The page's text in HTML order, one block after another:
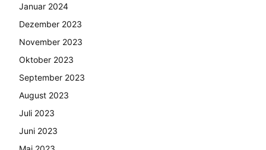
Januar 2024
Dezember 2023
November 2023
Oktober 2023
September 2023
August 2023
Juli 2023
Juni 2023